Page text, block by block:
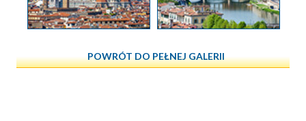
POWRÓT DO PEŁNEJ GALERII